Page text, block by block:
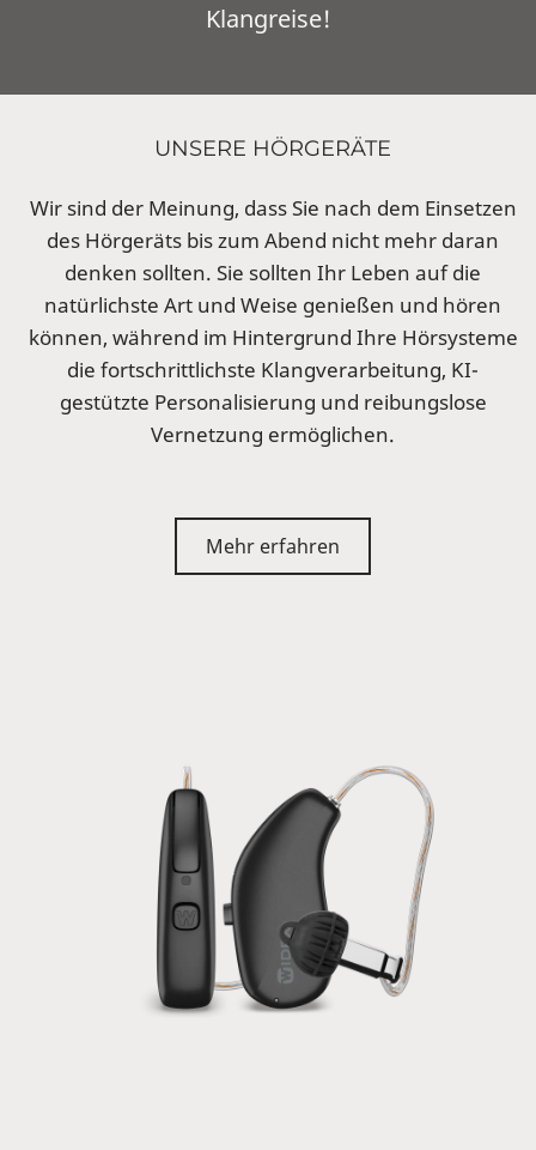
Klangreise!
UNSERE HÖRGERÄTE
Wir sind der Meinung, dass Sie nach dem Einsetzen
des Hörgeräts bis zum Abend nicht mehr daran
denken sollten. Sie sollten Ihr Leben auf die
natürlichste Art und Weise genießen und hören
können, während im Hintergrund Ihre Hörsysteme
die fortschrittlichste Klangverarbeitung, KI-
gestützte Personalisierung und reibungslose
Vernetzung ermöglichen.
Mehr erfahren